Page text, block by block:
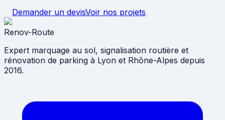
Demander un devisVoir nos projets
Renov-Route
Expert marquage au sol, signalisation routière et
rénovation de parking à Lyon et Rhône-Alpes depuis
2016.